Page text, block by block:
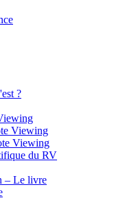
?
Viewing
Viewing
du RV
– Le livre